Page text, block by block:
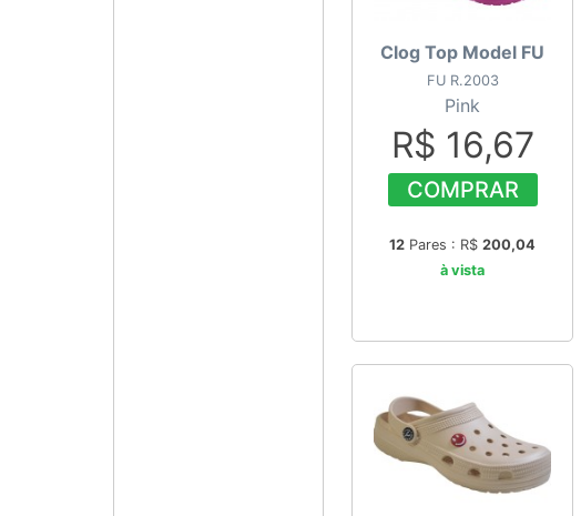
Clog Top Model FU
FU R.2003
Pink
R$ 16,67
COMPRAR
12 Pares : R$ 200,04
à vista